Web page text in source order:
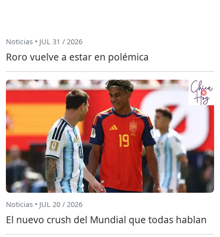
Noticias • JUL 31 / 2026
Roro vuelve a estar en polémica
Noticias • JUL 20 / 2026
El nuevo crush del Mundial que todas hablan